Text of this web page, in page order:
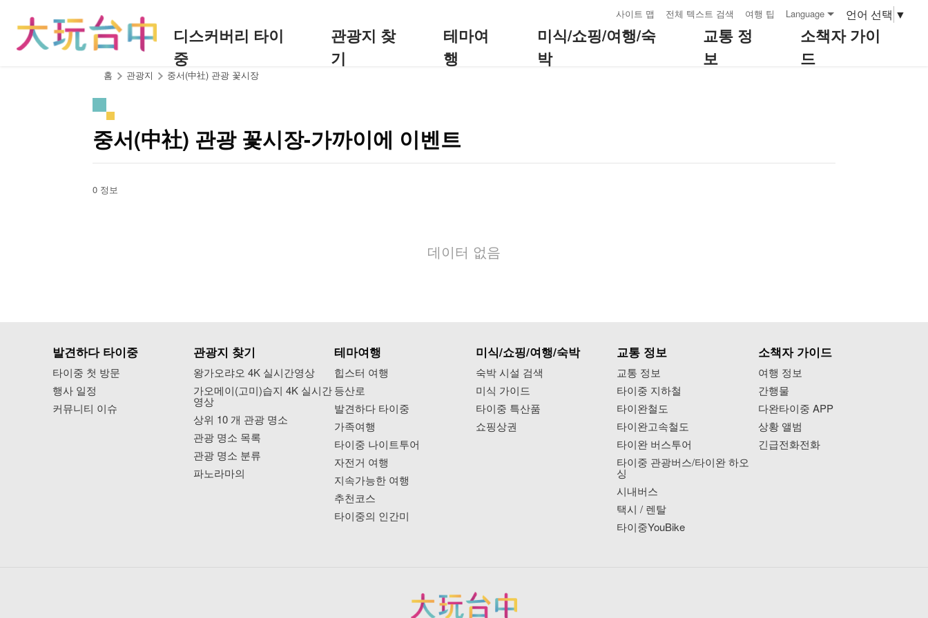
사이트 맵 전체 텍스트 검색 여행 팁 Language 언어 선택 ▼
디스커버리 타이
중
관광지 찾
기
테마여
행
미식/쇼핑/여행/숙
박
교통 정
보
소책자 가이
드
홈 관광지 중서(中社) 관광 꽃시장
중서(中社) 관광 꽃시장-가까이에 이벤트
0 정보
데이터 없음
발견하다 타이중
타이중 첫 방문
행사 일정
커뮤니티 이슈
관광지 찾기
왕가오랴오 4K 실시간영상
가오메이(고미)습지 4K 실시간
영상
상위 10 개 관광 명소
관광 명소 목록
관광 명소 분류
파노라마의
테마여행
힙스터 여행
등산로
발견하다 타이중
가족여행
타이중 나이트투어
자전거 여행
지속가능한 여행
추천코스
타이중의 인간미
미식/쇼핑/여행/숙박
숙박 시설 검색
미식 가이드
타이중 특산품
쇼핑상권
교통 정보
교통 정보
타이중 지하철
타이완철도
타이완고속철도
타이완 버스투어
타이중 관광버스/타이완 하오
싱
시내버스
택시 / 렌탈
타이중YouBike
소책자 가이드
여행 정보
간행물
다완타이중 APP
상황 앨범
긴급전화전화